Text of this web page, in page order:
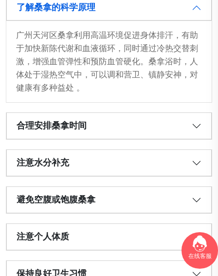
在线客服
了解桑拿的科学原理
广州天河区桑拿利用高温环境促进身体排汗，有助
于加快新陈代谢和血液循环，同时通过冷热交替刺
激，增强血管弹性和预防血管硬化。桑拿浴时，人
体处于湿热空气中，可以调和营卫、镇静安神，对
健康有多种益处 。
合理安排桑拿时间
注意水分补充
避免空腹或饱腹桑拿
注意个人体质